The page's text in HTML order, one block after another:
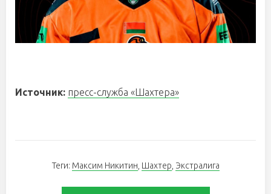
Источник: пресс-служба «Шахтера»
Теги: Максим Никитин, Шахтер, Экстралига